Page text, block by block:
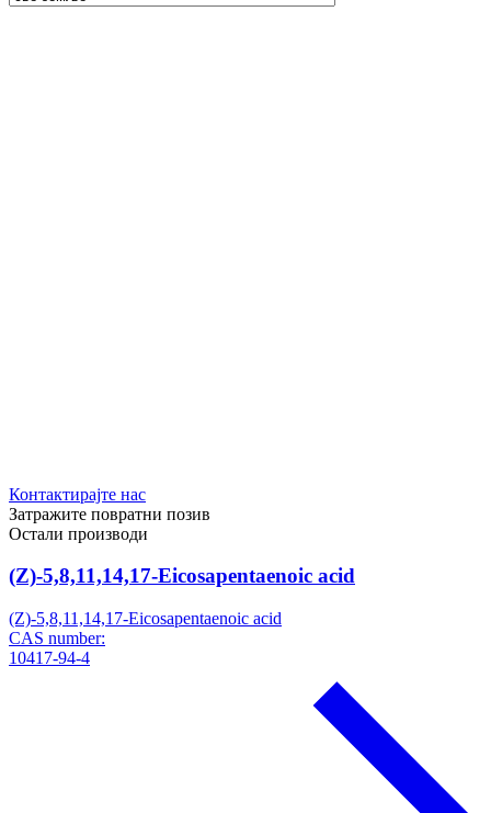
Контактирајте нас
Затражите повратни позив
Остали производи
(Z)-5,8,11,14,17-Eicosapentaenoic acid
(Z)-5,8,11,14,17-Eicosapentaenoic acid
CAS number:
10417-94-4